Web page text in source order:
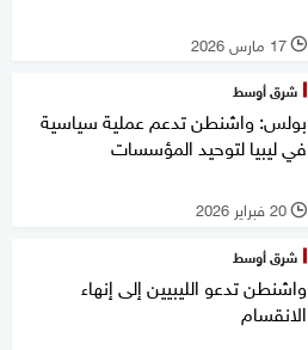
l 17 مارس 2026
شرق أوسط
بولس: واشنطن تدعم عملية سياسية
في ليبيا لتوحيد المؤسسات
l 20 فبراير 2026
شرق أوسط
واشنطن تدعو الليبيين إلى إنهاء
الانقسام